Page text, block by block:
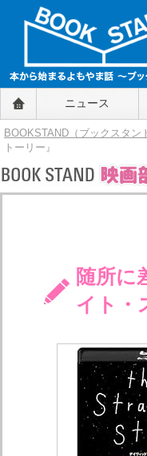
BOOKSTAND（ブックス
～本から始まるよもやま
BOOKSTAND（ブ
ックスタンド）
ニュース
BOOKSTAND（ブックスタン
トーリー』
随所に
イト・